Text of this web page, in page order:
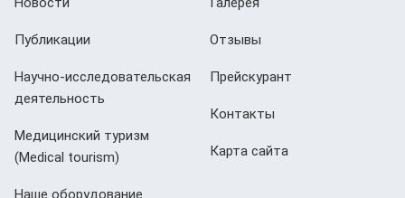
Публикации
Научно-исследовательская
деятельность
Медицинский туризм
(Мedical tourism)
Наше оборудование
Отзывы
Прейскурант
Контакты
Карта сайта